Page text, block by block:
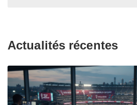
Actualités récentes